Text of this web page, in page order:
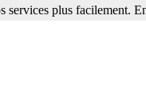
services plus facilement.